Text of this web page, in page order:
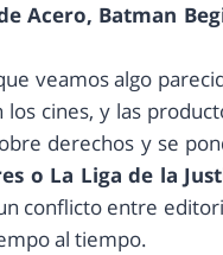
Acero, Batman
veamos algo
cines, y las
derechos y se
o La Liga de la
conflicto entre
al tiempo.